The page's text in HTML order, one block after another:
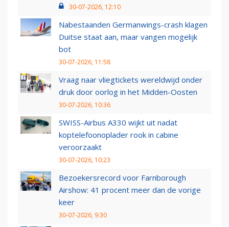
30-07-2026, 12:10
Nabestaanden Germanwings-crash klagen
Duitse staat aan, maar vangen mogelijk
bot
30-07-2026, 11:58
Vraag naar vliegtickets wereldwijd onder
druk door oorlog in het Midden-Oosten
30-07-2026, 10:36
SWISS-Airbus A330 wijkt uit nadat
koptelefoonoplader rook in cabine
veroorzaakt
30-07-2026, 10:23
Bezoekersrecord voor Farnborough
Airshow: 41 procent meer dan de vorige
keer
30-07-2026, 9:30